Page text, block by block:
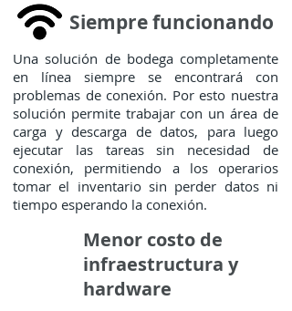
Siempre funcionando
Una solución de bodega completamente
en línea siempre se encontrará con
problemas de conexión. Por esto nuestra
solución permite trabajar con un área de
carga y descarga de datos, para luego
ejecutar las tareas sin necesidad de
conexión, permitiendo a los operarios
tomar el inventario sin perder datos ni
tiempo esperando la conexión.
Menor costo de
infraestructura y
hardware